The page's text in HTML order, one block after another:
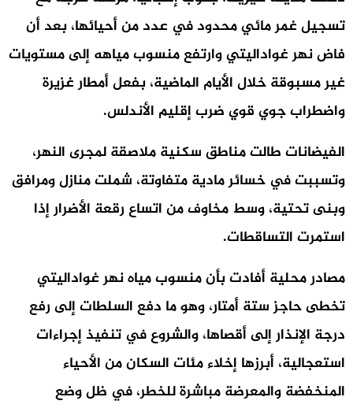
تسجيل غمر مائي محدود في عدد من أحيائها، بعد أن
فاض نهر غواداليتي وارتفع منسوب مياهه إلى مستويات
غير مسبوقة خلال الأيام الماضية، بفعل أمطار غزيرة
واضطراب جوي قوي ضرب إقليم الأندلس.
الفيضانات طالت مناطق سكنية ملاصقة لمجرى النهر،
وتسببت في خسائر مادية متفاوتة، شملت منازل ومرافق
وبنى تحتية، وسط مخاوف من اتساع رقعة الأضرار إذا
استمرت التساقطات.
مصادر محلية أفادت بأن منسوب مياه نهر غواداليتي
تخطى حاجز ستة أمتار، وهو ما دفع السلطات إلى رفع
درجة الإنذار إلى أقصاها، والشروع في تنفيذ إجراءات
استعجالية، أبرزها إخلاء مئات السكان من الأحياء
المنخفضة والمعرضة مباشرة للخطر، في ظل وضع